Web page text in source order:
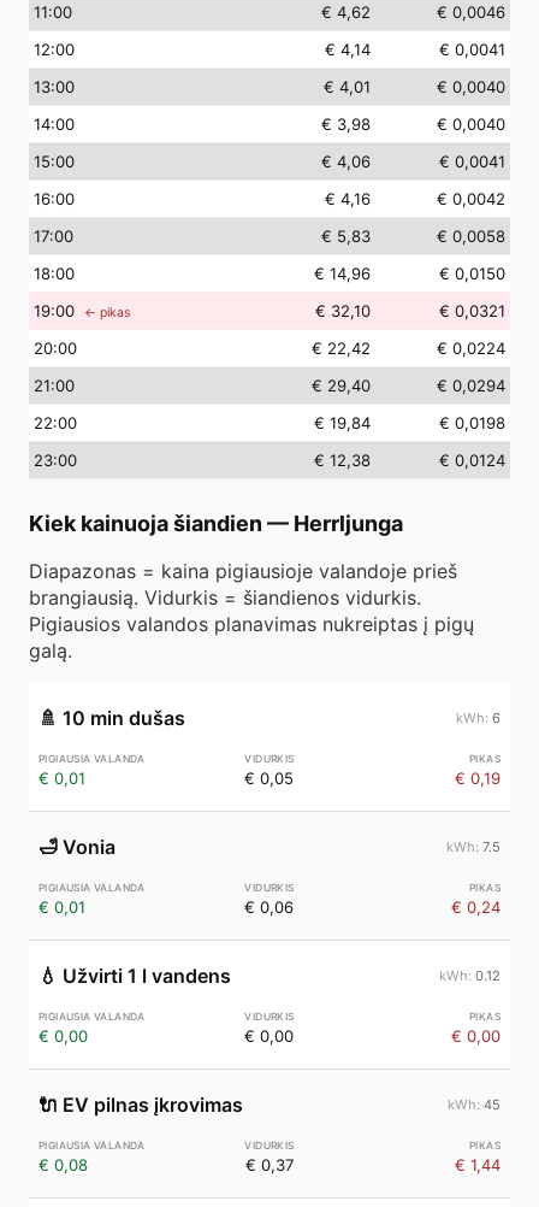
11:00 € 4,62
€ 0,0046
12:00 € 4,14
€ 0,0041
13:00 € 4,01
€ 0,0040
14:00 € 3,98
€ 0,0040
15:00 € 4,06
€ 0,0041
16:00 € 4,16
€ 0,0042
17:00 € 5,83
€ 0,0058
18:00 € 14,96
€ 0,0150
19:00 ← pikas € 32,10
€ 0,0321
20:00 € 22,42
€ 0,0224
21:00 € 29,40
€ 0,0294
22:00 € 19,84
€ 0,0198
23:00 € 12,38 € 0,0124
Kiek kainuoja šiandien — Herrljunga
Diapazonas = kaina pigiausioje valandoje prieš
brangiausią. Vidurkis = šiandienos vidurkis.
Pigiausios valandos planavimas nukreiptas į pigų
galą.
🚿 10 min dušas 6
€ 0,01 € 0,05 € 0,19
🛁 Vonia 7.5
€ 0,01 € 0,06 € 0,24
💧 Užvirti 1 l vandens 0.12
€ 0,00 € 0,00 € 0,00
🔌 EV pilnas įkrovimas 45
€ 0,08 € 0,37 € 1,44